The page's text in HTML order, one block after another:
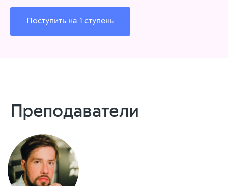
Поступить на 1 ступень
Преподаватели